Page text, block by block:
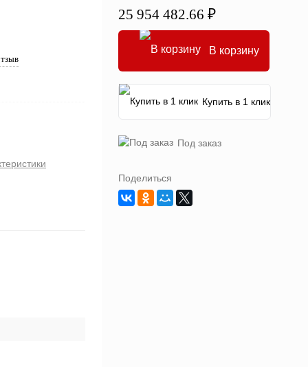
25 954 482.66 ₽
В корзину
Купить в 1 клик
Под заказ
Поделиться